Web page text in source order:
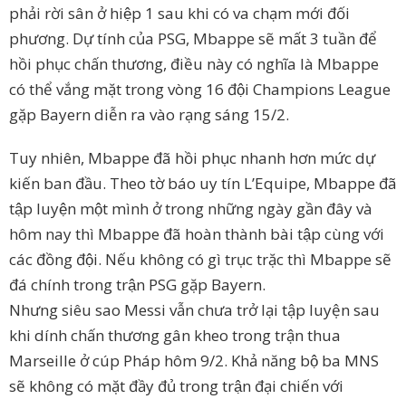
phải rời sân ở hiệp 1 sau khi có va chạm mới đối
phương. Dự tính của PSG, Mbappe sẽ mất 3 tuần để
hồi phục chấn thương, điều này có nghĩa là Mbappe
có thể vắng mặt trong vòng 16 đội Champions League
gặp Bayern diễn ra vào rạng sáng 15/2.
Tuy nhiên, Mbappe đã hồi phục nhanh hơn mức dự
kiến ban đầu. Theo tờ báo uy tín L’Equipe, Mbappe đã
tập luyện một mình ở trong những ngày gần đây và
hôm nay thì Mbappe đã hoàn thành bài tập cùng với
các đồng đội. Nếu không có gì trục trặc thì Mbappe sẽ
đá chính trong trận PSG gặp Bayern.
Nhưng siêu sao Messi vẫn chưa trở lại tập luyện sau
khi dính chấn thương gân kheo trong trận thua
Marseille ở cúp Pháp hôm 9/2. Khả năng bộ ba MNS
sẽ không có mặt đầy đủ trong trận đại chiến với